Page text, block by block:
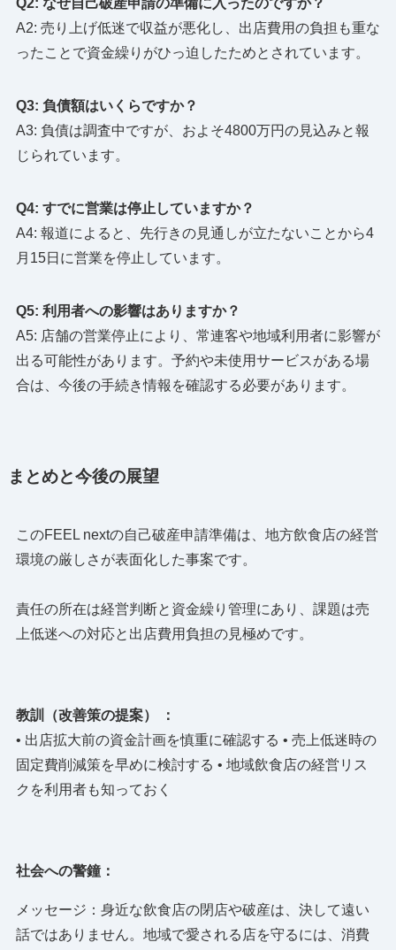
A2: 売り上げ低迷で収益が悪化し、出店費用の負担も重な
ったことで資金繰りがひっ迫したためとされています。
Q3: 負債額はいくらですか？
A3: 負債は調査中ですが、およそ4800万円の見込みと報
じられています。
Q4: すでに営業は停止していますか？
A4: 報道によると、先行きの見通しが立たないことから4
月15日に営業を停止しています。
Q5: 利用者への影響はありますか？
A5: 店舗の営業停止により、常連客や地域利用者に影響が
出る可能性があります。予約や未使用サービスがある場
合は、今後の手続き情報を確認する必要があります。
まとめと今後の展望
このFEEL nextの自己破産申請準備は、地方飲食店の経営
環境の厳しさが表面化した事案です。
責任の所在は経営判断と資金繰り管理にあり、課題は売
上低迷への対応と出店費用負担の見極めです。
教訓（改善策の提案） ：
• 出店拡大前の資金計画を慎重に確認する • 売上低迷時の
固定費削減策を早めに検討する • 地域飲食店の経営リス
クを利用者も知っておく
社会への警鐘：
メッセージ：身近な飲食店の閉店や破産は、決して遠い
話ではありません。地域で愛される店を守るには、消費